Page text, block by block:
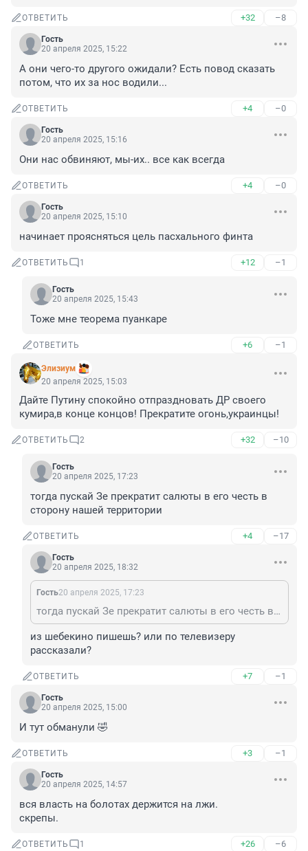
ОТВЕТИТЬ +32 –8
Гость
20 апреля 2025, 15:22
А они чего-то другого ожидали? Есть повод сказать
потом, что их за нос водили...
ОТВЕТИТЬ +4 –0
Гость
20 апреля 2025, 15:16
Они нас обвиняют, мы-их.. все как всегда
ОТВЕТИТЬ +4 –0
Гость
20 апреля 2025, 15:10
начинает проясняться цель пасхального финта
ОТВЕТИТЬ 1 +12 –1
Гость
20 апреля 2025, 15:43
Тоже мне теорема пуанкаре
ОТВЕТИТЬ +6 –1
Элизиум
20 апреля 2025, 15:03
Дайте Путину спокойно отпраздновать ДР своего
кумира,в конце концов! Прекратите огонь,украинцы!
ОТВЕТИТЬ 2 +32 –10
Гость
20 апреля 2025, 17:23
тогда пускай Зе прекратит салюты в его честь в
сторону нашей территории
ОТВЕТИТЬ +4 –17
Гость
20 апреля 2025, 18:32
Гость20 апреля 2025, 17:23
тогда пускай Зе прекратит салюты в его честь в сторону нашей территории
из шебекино пишешь? или по телевизеру
рассказали?
ОТВЕТИТЬ +7 –1
Гость
20 апреля 2025, 15:00
И тут обманули 🤣
ОТВЕТИТЬ +3 –1
Гость
20 апреля 2025, 14:57
вся власть на болотах держится на лжи.
скрепы.
ОТВЕТИТЬ 1 +26 –6